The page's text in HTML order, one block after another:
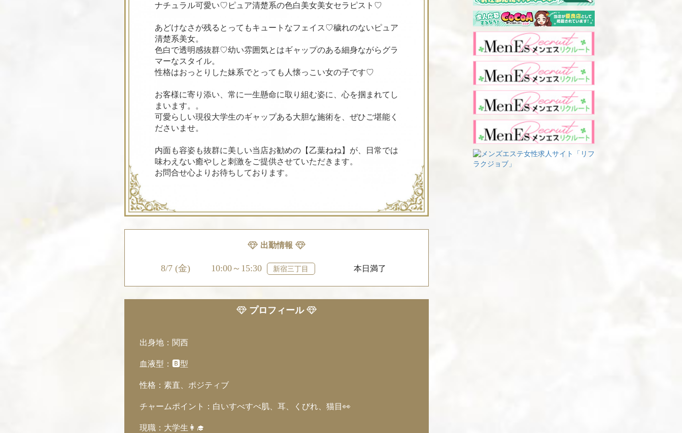
ナチュラル可愛い♡ピュア清楚系の色白美女美女セラピスト♡
あどけなさが残るとってもキュートなフェイス♡穢れのないピュア
清楚系美女。
色白で透明感抜群♡幼い雰囲気とはギャップのある細身ながらグラ
マーなスタイル。
性格はおっとりした妹系でとっても人懐っこい女の子です♡
お客様に寄り添い、常に一生懸命に取り組む姿に、心を掴まれてし
まいます。。
可愛らしい現役大学生のギャップある大胆な施術を、ぜひご堪能く
ださいませ。
内面も容姿も抜群に美しい当店お勧めの【乙葉ねね】が、日常では
味わえない癒やしと刺激をご提供させていただきます。
お問合せ心よりお待ちしております。
出勤情報
8/7 (金) 10:00～15:30 新宿三丁目 本日満了
プロフィール
出身地：関西
血液型：🅱️型
性格：素直、ポジティブ
チャームポイント：白いすべすべ肌、耳、くびれ、猫目👀
現職：大学生👩‍🎓